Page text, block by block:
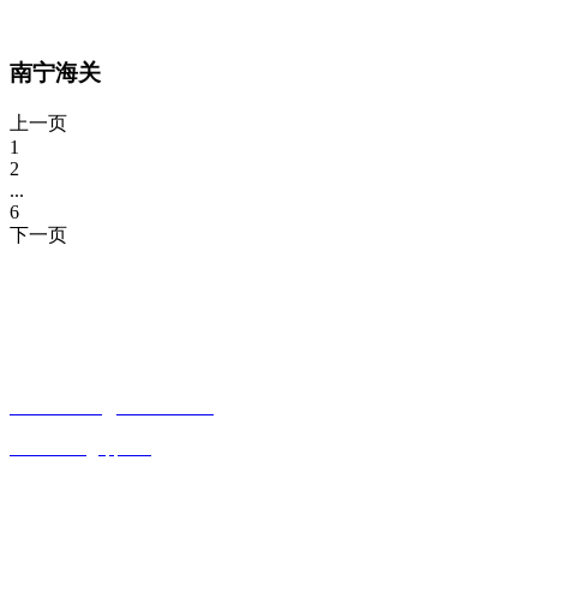
南宁海关
上一页
1
2
...
6
下一页